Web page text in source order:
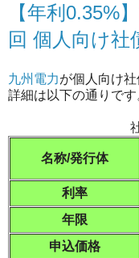
【年利0.35%
回 個人向け社
九州電力が個人向け
詳細は以下の通りです
名称/発行体
利率
年限
申込価格